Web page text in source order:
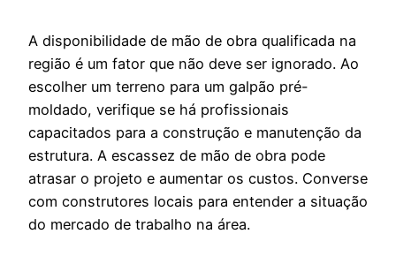
A disponibilidade de mão de obra qualificada na
região é um fator que não deve ser ignorado. Ao
escolher um terreno para um galpão pré-
moldado, verifique se há profissionais
capacitados para a construção e manutenção da
estrutura. A escassez de mão de obra pode
atrasar o projeto e aumentar os custos. Converse
com construtores locais para entender a situação
do mercado de trabalho na área.